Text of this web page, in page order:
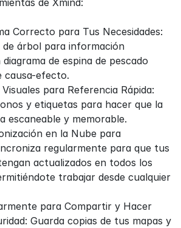
Correcto para Tus Necesidades:
árbol para información
de espina de pescado
causa-efecto.
para Referencia Rápida:
y etiquetas para hacer que la
escaneable y memorable.
en la Nube para
regularmente para que tus
actualizados en todos los
trabajar desde cualquier
para Compartir y Hacer
Guarda copias de tus mapas y